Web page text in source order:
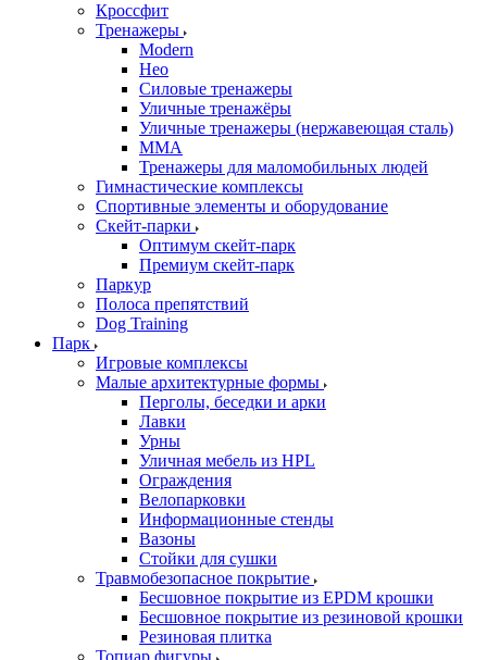
Кроссфит
Тренажеры
Modern
Нео
Силовые тренажеры
Уличные тренажёры
Уличные тренажеры (нержавеющая сталь)
ММА
Тренажеры для маломобильных людей
Гимнастические комплексы
Спортивные элементы и оборудование
Скейт-парки
Оптимум скейт-парк
Премиум скейт-парк
Паркур
Полоса препятствий
Dog Training
Парк
Игровые комплексы
Малые архитектурные формы
Перголы, беседки и арки
Лавки
Урны
Уличная мебель из HPL
Ограждения
Велопарковки
Информационные стенды
Вазоны
Стойки для сушки
Травмобезопасное покрытие
Бесшовное покрытие из EPDM крошки
Бесшовное покрытие из резиновой крошки
Резиновая плитка
Топиар фигуры